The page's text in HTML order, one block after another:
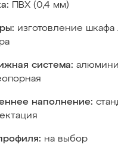
ПВХ (0,4 мм)
изготовление
система:
наполнение:
на выбор